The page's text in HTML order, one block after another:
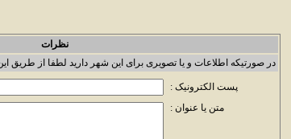
نظرات
در صورتیکه اطلاعات و یا تصویری برای این شهر دارید لطفا از طریق
پست الکترونیک :
متن یا عنوان :